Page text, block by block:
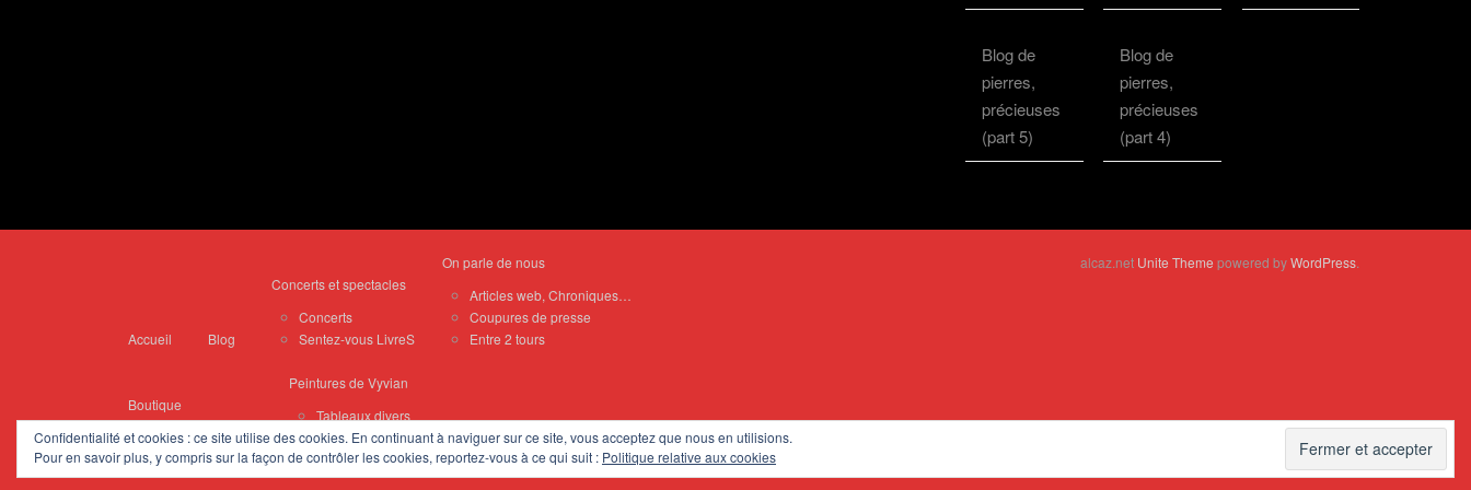
Blog de
pierres,
précieuses
(part 5)
Blog de
pierres,
précieuses
(part 4)
Accueil Blog
Concerts et spectacles
Concerts
Sentez-vous LivreS
On parle de nous
Articles web, Chroniques…
Coupures de presse
Entre 2 tours
Boutique
Album(s)
Haïku(s) d’peinture
Peintures de Vyvian
Tableaux divers
Zelliges
Portraits
Contact
alcaz.net Unite Theme powered byWordPress
Confidentialité et cookies : ce site utilise des cookies. En continuant à naviguer sur ce site, vous acceptez que nous en utilisions.
Pour en savoir plus, y compris sur la façon de contrôler les cookies, reportez-vous à ce qui suit : Politique relative aux cookies